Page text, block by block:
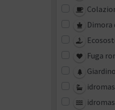
Fuga
Giardino